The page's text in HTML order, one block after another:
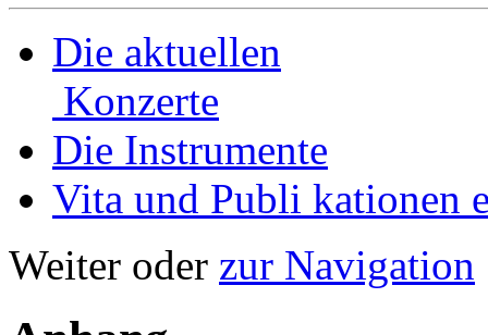
Die aktuellen
Konzerte
Die Instrumente
Vita und Publi­ kationen
Weiter oder zur Navigation